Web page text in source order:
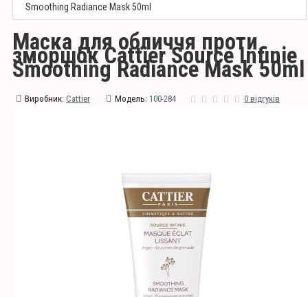
Smoothing Radiance Mask 50ml
Маска для обличчя проти
зморшок Cattier Source Infinie
Smoothing Radiance Mask 50ml
Виробник: Cattier Модель: 100-284 0 відгуків